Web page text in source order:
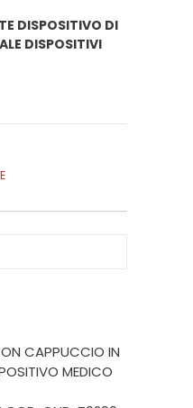
DISPOSITIVO DI
DISPOSITIVI
CAPPUCCIO IN
MEDICO